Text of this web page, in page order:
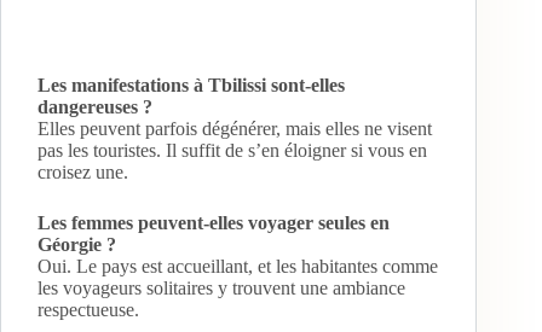
Les manifestations à Tbilissi sont-elles
dangereuses ?
Elles peuvent parfois dégénérer, mais elles ne visent
pas les touristes. Il suffit de s’en éloigner si vous en
croisez une.
Les femmes peuvent-elles voyager seules en
Géorgie ?
Oui. Le pays est accueillant, et les habitantes comme
les voyageurs solitaires y trouvent une ambiance
respectueuse.